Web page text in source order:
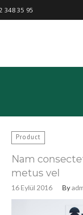
348 35 95
Product
Nam
metus vel
16 Eylül 2016 By